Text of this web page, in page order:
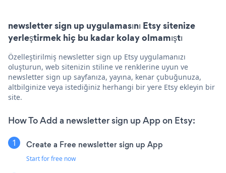
newsletter sign up uygulamasını Etsy sitenize
yerleştirmek hiç bu kadar kolay olmamıştı
Özelleştirilmiş newsletter sign up Etsy uygulamanızı
oluşturun, web sitenizin stiline ve renklerine uyun ve
newsletter sign up sayfanıza, yayına, kenar çubuğunuza,
altbilginize veya istediğiniz herhangi bir yere Etsy ekleyin bir
site.
How To Add a newsletter sign up App on Etsy:
Create a Free newsletter sign up App
Start for free now